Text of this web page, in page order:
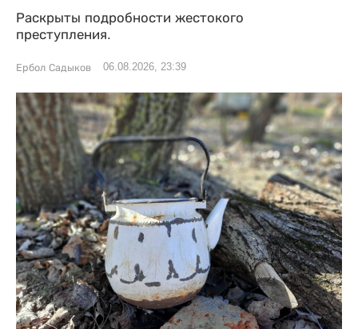
Раскрыты подробности жестокого
преступления.
Ербол Садыков 06.08.2026, 23:39